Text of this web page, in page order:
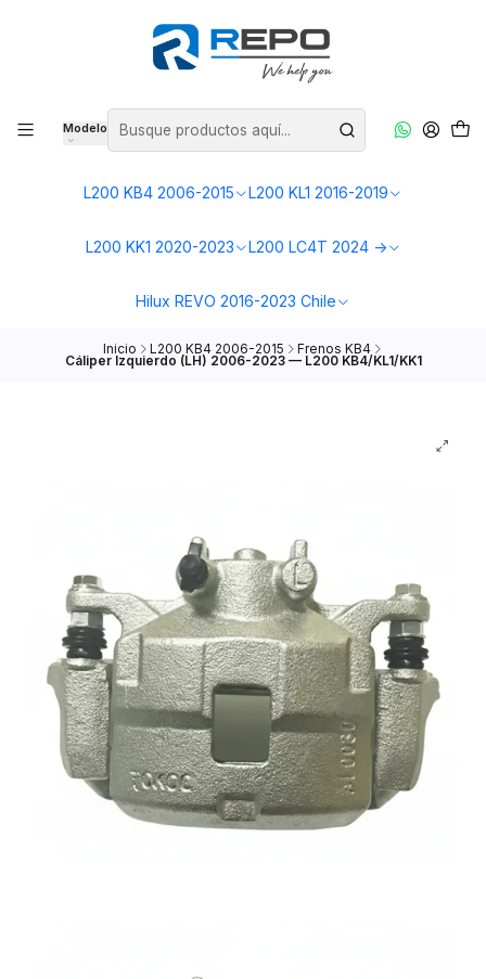
Modelo
L200 KB4 2006-2015 L200 KL1 2016-2019
L200 KK1 2020-2023 L200 LC4T 2024 ->
Hilux REVO 2016-2023 Chile
Inicio L200 KB4 2006-2015 Frenos KB4
Cáliper Izquierdo (LH) 2006-2023 — L200 KB4/KL1/KK1